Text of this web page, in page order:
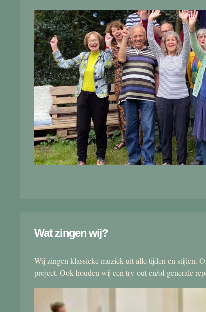
Wat zingen wij?
Wij zingen klassieke muziek uit alle tijden en stijlen.
project. Ook houden wij een try-out en/of generale